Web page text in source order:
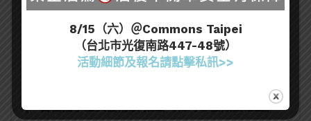
2026「亞洲50大酒吧」全名單完整公佈！台灣8
間酒吧獲獎
百富攜手金獎藝術家 推出《花時心藝限量禮盒》
8/15（六）＠Commons Taipei
（台北市光復南路447-48號）
活動細節及報名請點擊私訊>>